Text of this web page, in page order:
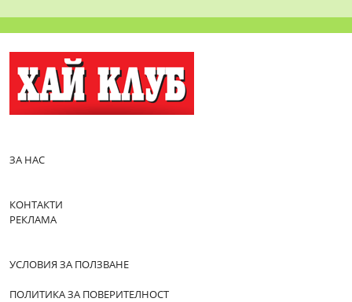
ЗА НАС
КОНТАКТИ
РЕКЛАМА
УСЛОВИЯ ЗА ПОЛЗВАНЕ
ПОЛИТИКА ЗА ПОВЕРИТЕЛНОСТ